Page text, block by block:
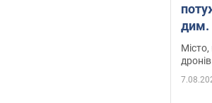
дим.
дронів